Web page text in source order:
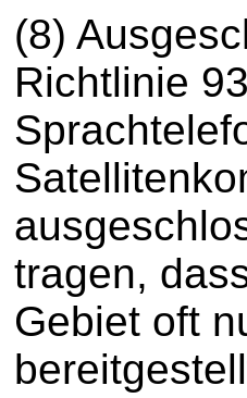
(8)
Richtlinie
tragen,
Gebiet oft